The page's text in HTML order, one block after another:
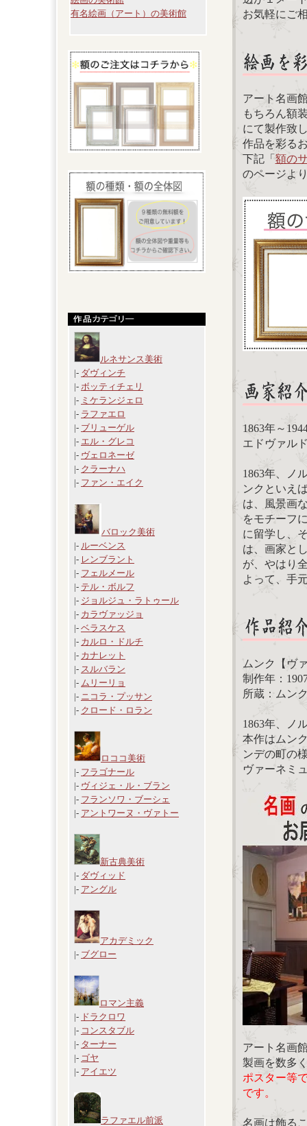
有名絵画（アート）の美術館
ルネサンス美術
|- ダヴィンチ
|- ボッティチェリ
|- ミケランジェロ
|- ラファエロ
|- ブリューゲル
|- エル・グレコ
|- ヴェロネーゼ
|- クラーナハ
|- ファン・エイク
バロック美術
|- ルーベンス
|- レンブラント
|- フェルメール
|- テル・ボルフ
|- ジョルジュ・ラトゥール
|- カラヴァッジョ
|- ベラスケス
|- カルロ・ドルチ
|- カナレット
|- スルバラン
|- ムリーリョ
|- ニコラ・プッサン
|- クロード・ロラン
ロココ美術
|- フラゴナール
|- ヴィジェ・ル・ブラン
|- フランソワ・ブーシェ
|- アントワーヌ・ヴァトー
新古典美術
|- ダヴィッド
|- アングル
アカデミック
|- ブグロー
ロマン主義
|- ドラクロワ
|- コンスタブル
|- ターナー
|- ゴヤ
|- アイエツ
ラファエル前派
お気軽にご
アート名画
もちろん額
にて製作致
作品を彩る
下記「額の
のページよ
1863年～
エドヴァル
1863年、ノ
ンクといえ
は、風景画
をモチーフ
に留学し、
は、画家と
が、やはり
よって、手
ムンク【ヴ
制作年：
所蔵：ムン
1863年、ノ
本作はムン
ンデの町の
ヴァーネミ
アート名画
製画を数多
ポスター等
です。
名画は飾る